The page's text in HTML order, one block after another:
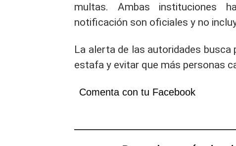
multas. Ambas instituciones
notificación son oficiales y no
La alerta de las autoridades busca
estafa y evitar que más personas
Comenta con tu Facebook